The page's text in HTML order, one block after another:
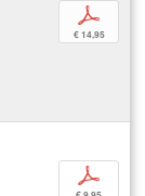
p
€ 14,95
p